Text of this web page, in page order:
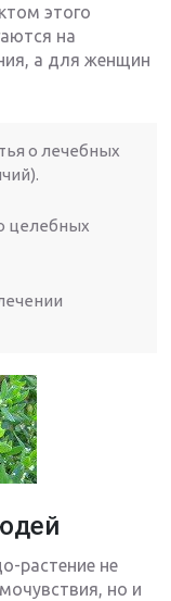
этого
на
а для женщин
о лечебных
целебных
растение не
но и